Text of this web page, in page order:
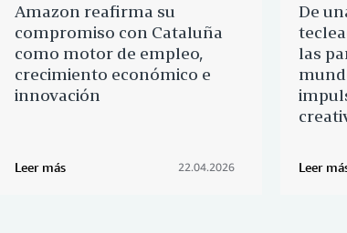
Amazon reafirma su
compromiso con Cataluña
como motor de empleo,
crecimiento económico e
innovación
Leer más 22.04.2026
De
las
Leer